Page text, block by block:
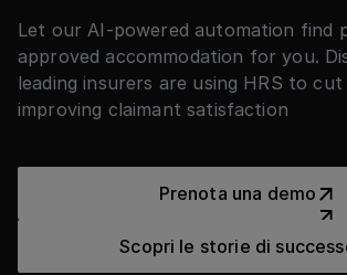
Let our AI-powered automation find
approved accommodation for you.
leading insurers are using HRS to
improving claimant satisfaction
Prenota una demo
Scopri le
Scopri le storie di